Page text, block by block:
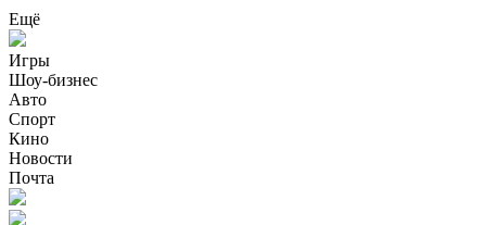
Ещё
Игры
Шоу-бизнес
Авто
Спорт
Кино
Новости
Почта